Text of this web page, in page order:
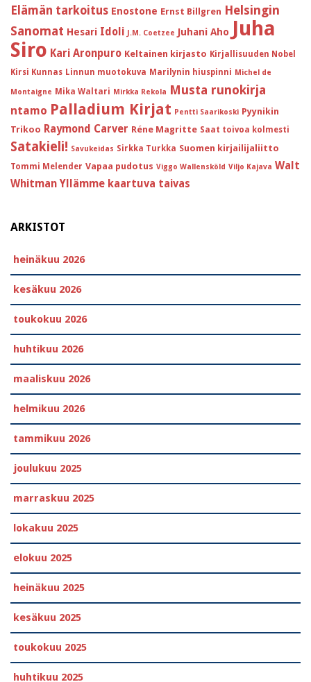
Elämän tarkoitus Enostone Ernst Billgren Helsingin
Sanomat Hesari Idoli J.M. Coetzee Juhani Aho Juha
Siro Kari Aronpuro Keltainen kirjasto Kirjallisuuden Nobel
Kirsi Kunnas Linnun muotokuva Marilynin hiuspinni Michel de
Montaigne Mika Waltari Mirkka Rekola Musta runokirja
ntamo Palladium Kirjat Pentti Saarikoski Pyynikin
Trikoo Raymond Carver Réne Magritte Saat toivoa kolmesti
Satakieli! Savukeidas Sirkka Turkka Suomen kirjailijaliitto
Tommi Melender Vapaa pudotus Viggo Wallensköld Viljo Kajava Walt
Whitman Yllämme kaartuva taivas
ARKISTOT
heinäkuu 2026
kesäkuu 2026
toukokuu 2026
huhtikuu 2026
maaliskuu 2026
helmikuu 2026
tammikuu 2026
joulukuu 2025
marraskuu 2025
lokakuu 2025
elokuu 2025
heinäkuu 2025
kesäkuu 2025
toukokuu 2025
huhtikuu 2025